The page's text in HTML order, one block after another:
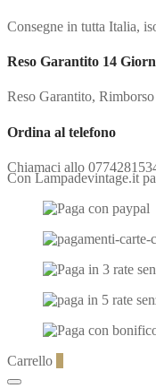
Consegne in tutta Italia,
Reso Garantito 14
Reso Garantito,
Ordina al telefono
Chiamaci allo
Con Lampadevintage.it
Carrello